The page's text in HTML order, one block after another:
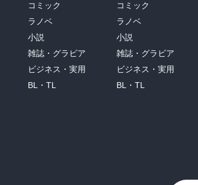
コミック
ラノベ
小説
雑誌・グラビア
ビジネス・実用
BL・TL
コミック
ラノベ
小説
雑誌・グラビア
ビジネス・実用
BL・TL